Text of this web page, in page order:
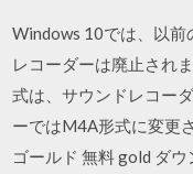
Windows 10では、以前
レコーダーは廃止され
式は、サウンドレコー
ーではM4A形式に変更
ゴールド 無料 gold ダ